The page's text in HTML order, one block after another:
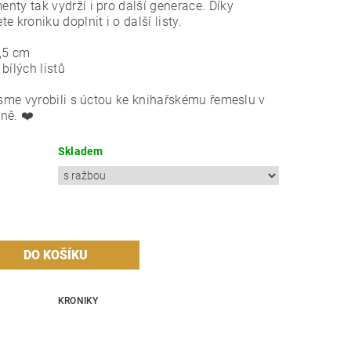
tak vydrží i pro další generace. Díky
kroniku doplnit i o další listy.
cm
bílých listů
vyrobili s úctou ke knihařskému řemeslu v
❤️
Skladem
KRONIKY